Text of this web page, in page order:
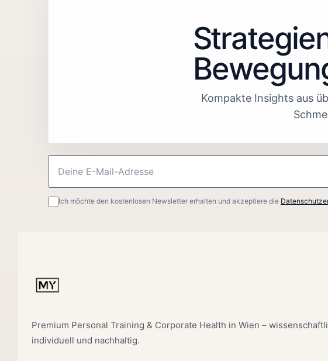
Kompakte Insights aus
Ich möchte den kostenlosen Newsletter erhalten und akzeptiere die
Premium Personal Training & Corporate Health in Wien –
individuell und nachhaltig.